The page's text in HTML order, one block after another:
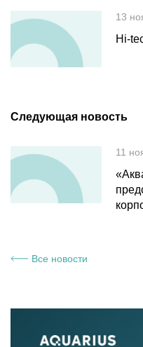
13
Hi-
Следующая новость
11
Все новости